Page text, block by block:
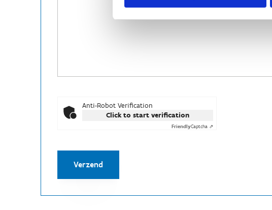
Anti-Robot Verification
Click to start verification
FriendlyCaptcha ⇗
Verzend